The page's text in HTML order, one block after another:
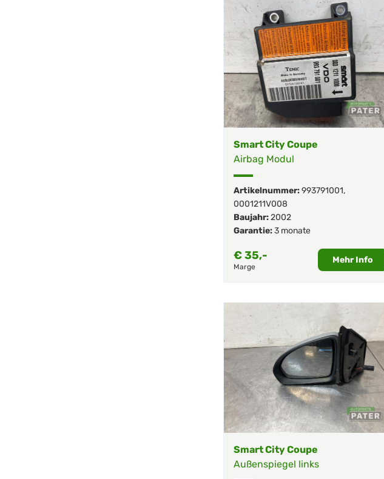
Smart City Coupe
Airbag Modul
Artikelnummer:993791001,
0001211V008
Baujahr:2002
Garantie:3 monate
€35,-
Marge
Mehr Info
Smart City Coupe
Außenspiegel links